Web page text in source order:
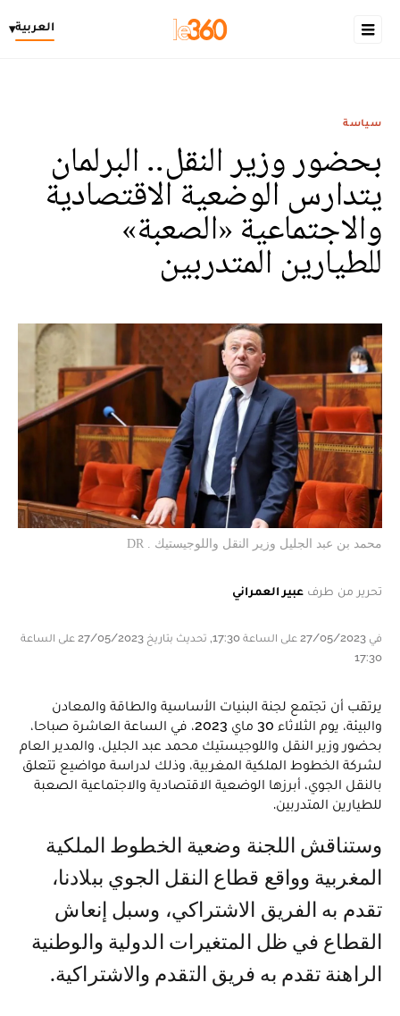
العربية▾
سياسة
بحضور وزير النقل.. البرلمان
يتدارس الوضعية الاقتصادية
والاجتماعية «الصعبة»
للطيارين المتدربين
محمد بن عبد الجليل وزير النقل واللوجيستيك . DR
تحرير من طرف عبير العمراني
في 27/05/2023 على الساعة 17:30, تحديث بتاريخ 27/05/2023 على الساعة
17:30
يرتقب أن تجتمع لجنة البنيات الأساسية والطاقة والمعادن
والبيئة، يوم الثلاثاء 30 ماي 2023، في الساعة العاشرة صباحا،
بحضور وزير النقل واللوجيستيك محمد عبد الجليل، والمدير العام
لشركة الخطوط الملكية المغربية، وذلك لدراسة مواضيع تتعلق
بالنقل الجوي، أبرزها الوضعية الاقتصادية والاجتماعية الصعبة
للطيارين المتدربين.
وستناقش اللجنة وضعية الخطوط الملكية
المغربية وواقع قطاع النقل الجوي ببلادنا،
تقدم به الفريق الاشتراكي، وسبل إنعاش
القطاع في ظل المتغيرات الدولية والوطنية
الراهنة تقدم به فريق التقدم والاشتراكية.